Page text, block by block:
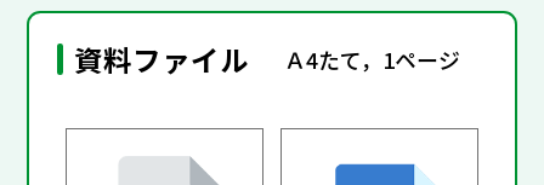
資料ファイル Ａ4たて，1ページ